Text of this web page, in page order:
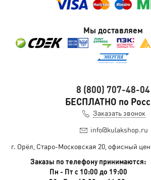
Мы доставляем
8 (800) 707-48-04
БЕСПЛАТНО по
Заказать звонок
info@kulakshop.ru
г. Орёл, Старо-Московская 20, офисный
Заказы по телефону принимаются:
Пн - Пт с 10:00 до 19:00